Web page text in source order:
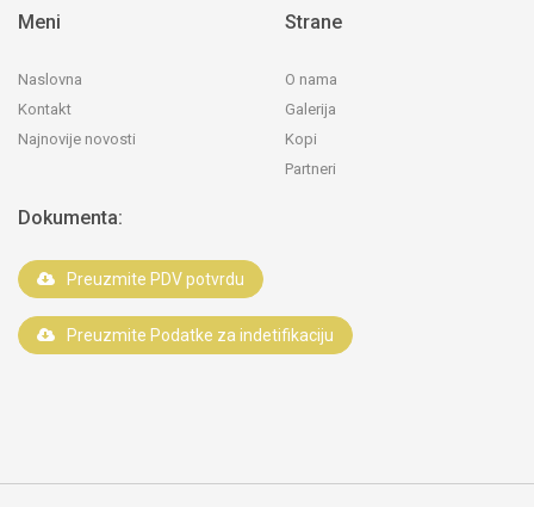
Meni
Naslovna
Kontakt
Najnovije novosti
Strane
O nama
Galerija
Kopi
Partneri
Dokumenta:
Preuzmite PDV potvrdu
Preuzmite Podatke za indetifikaciju